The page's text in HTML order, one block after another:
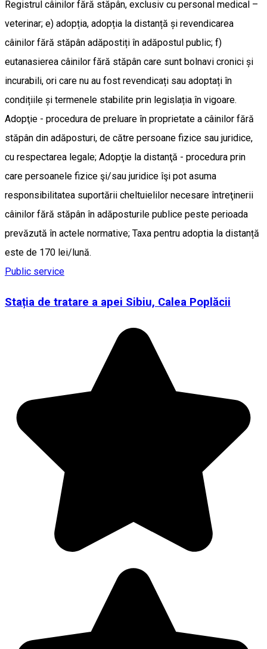
Registrul câinilor fără stăpân, exclusiv cu personal medical –
veterinar; e) adopția, adopția la distanță și revendicarea
câinilor fără stăpân adăpostiți în adăpostul public; f)
eutanasierea câinilor fără stăpân care sunt bolnavi cronici și
incurabili, ori care nu au fost revendicați sau adoptați în
condițiile și termenele stabilite prin legislația în vigoare.
Adopţie - procedura de preluare în proprietate a câinilor fără
stăpân din adăposturi, de către persoane fizice sau juridice,
cu respectarea legale; Adopţie la distanţă - procedura prin
care persoanele fizice şi/sau juridice îşi pot asuma
responsibilitatea suportării cheltuielilor necesare întreţinerii
câinilor fără stăpân în adăposturile publice peste perioada
prevăzută în actele normative; Taxa pentru adoptia la distanță
este de 170 lei/lună.
Public service
Stația de tratare a apei Sibiu, Calea Poplăcii